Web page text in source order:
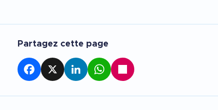
Partagez cette page
Facebook LinkedInWhatsAppPartager